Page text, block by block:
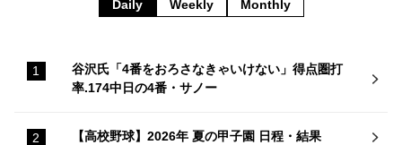
Daily Weekly Monthly
谷沢氏「4番をおろさなきゃいけない」得点圏打
率.174中日の4番・サノー
【高校野球】2026年 夏の甲子園 日程・結果